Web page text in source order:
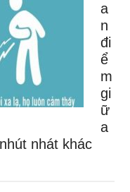
a
n
đi
ể
m
gi
ữ
a
nhát khác